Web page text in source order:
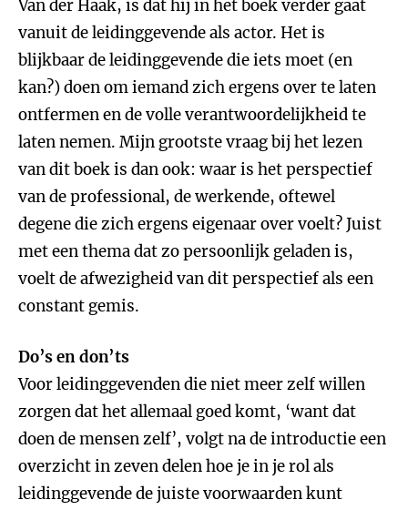
Van der Haak, is dat hij in het boek verder gaat
vanuit de leidinggevende als actor. Het is
blijkbaar de leidinggevende die iets moet (en
kan?) doen om iemand zich ergens over te laten
ontfermen en de volle verantwoordelijkheid te
laten nemen. Mijn grootste vraag bij het lezen
van dit boek is dan ook: waar is het perspectief
van de professional, de werkende, oftewel
degene die zich ergens eigenaar over voelt? Juist
met een thema dat zo persoonlijk geladen is,
voelt de afwezigheid van dit perspectief als een
constant gemis.
Do’s en don’ts
Voor leidinggevenden die niet meer zelf willen
zorgen dat het allemaal goed komt, ‘want dat
doen de mensen zelf’, volgt na de introductie een
overzicht in zeven delen hoe je in je rol als
leidinggevende de juiste voorwaarden kunt